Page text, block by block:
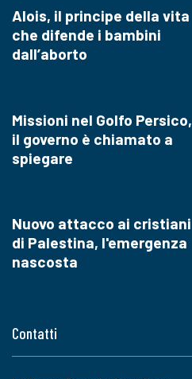
Contatti
Alois, il principe della vita
che difende i bambini
dall’aborto
Missioni nel Golfo Persico,
il governo è chiamato a
spiegare
Nuovo attacco ai cristiani
di Palestina, l'emergenza
nascosta